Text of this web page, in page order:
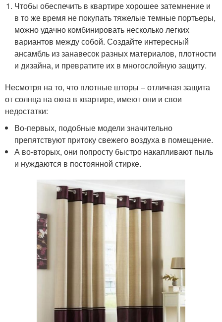
Чтобы обеспечить в квартире хорошее затемнение и
в то же время не покупать тяжелые темные портьеры,
можно удачно комбинировать несколько легких
вариантов между собой. Создайте интересный
ансамбль из занавесок разных материалов, плотности
и дизайна, и превратите их в многослойную защиту.
Несмотря на то, что плотные шторы – отличная защита
от солнца на окна в квартире, имеют они и свои
недостатки:
Во-первых, подобные модели значительно
препятствуют притоку свежего воздуха в помещение.
А во-вторых, они попросту быстро накапливают пыль
и нуждаются в постоянной стирке.